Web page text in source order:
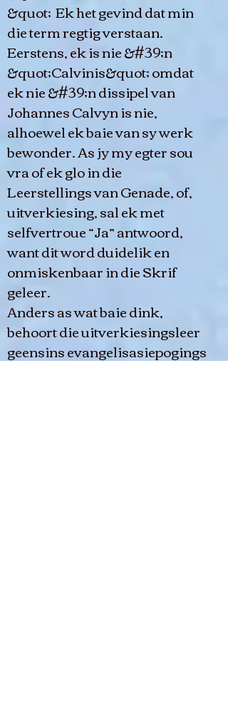
&quot; Ek het gevind dat min
die term regtig verstaan.
Eerstens, ek is nie &#39;n
&quot;Calvinis&quot; omdat
ek nie &#39;n dissipel van
Johannes Calvyn is nie,
alhoewel ek baie van sy werk
bewonder. As jy my egter sou
vra of ek glo in die
Leerstellings van Genade, of,
uitverkiesing, sal ek met
selfvertroue “Ja” antwoord,
want dit word duidelik en
onmiskenbaar in die Skrif
geleer.
Anders as wat baie dink,
behoort die uitverkiesingsleer
geensins evangelisasiepogings